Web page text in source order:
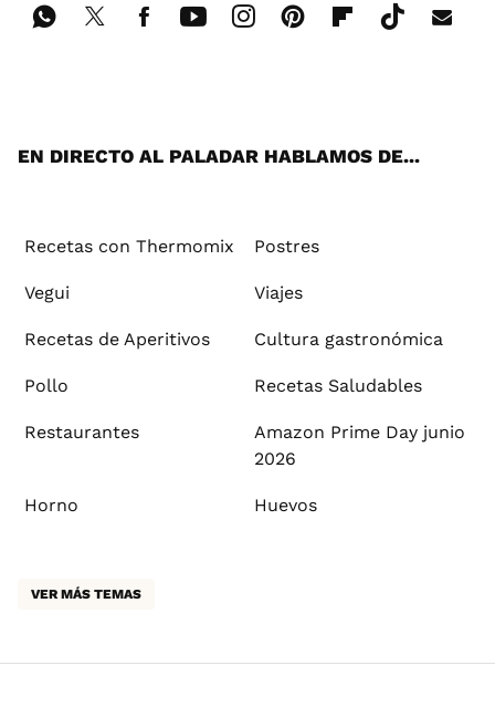
EN DIRECTO AL PALADAR HABLAMOS DE...
Recetas con Thermomix Postres
Vegui Viajes
Recetas de Aperitivos Cultura gastronómica
Pollo Recetas Saludables
Restaurantes
Amazon Prime Day junio
2026
Horno Huevos
VER MÁS TEMAS